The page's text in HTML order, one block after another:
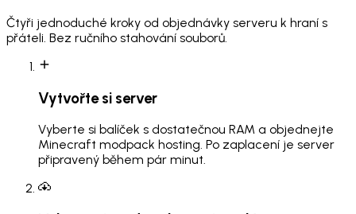
Čtyři jednoduché kroky od objednávky serveru k hraní s
přáteli. Bez ručního stahování souborů.
Vytvořte si server
Vyberte si balíček s dostatečnou RAM a objednejte
Minecraft modpack hosting. Po zaplacení je server
připravený během pár minut.